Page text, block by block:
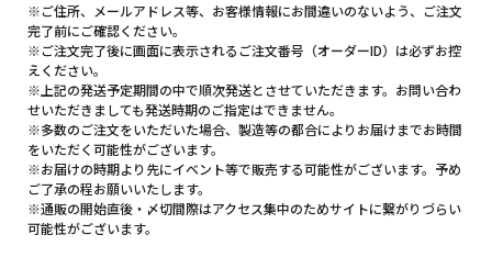
※ご住所、メールアドレス等、お客様情報にお間違いのないよう、ご注文
完了前にご確認ください。
※ご注文完了後に画面に表示されるご注文番号（オーダーID）は必ずお控
えください。
※上記の発送予定期間の中で順次発送とさせていただきます。お問い合わ
せいただきましても発送時期のご指定はできません。
※多数のご注文をいただいた場合、製造等の都合によりお届けまでお時間
をいただく可能性がございます。
※お届けの時期より先にイベント等で販売する可能性がございます。予め
ご了承の程お願いいたします。
※通販の開始直後・〆切間際はアクセス集中のためサイトに繋がりづらい
可能性がございます。